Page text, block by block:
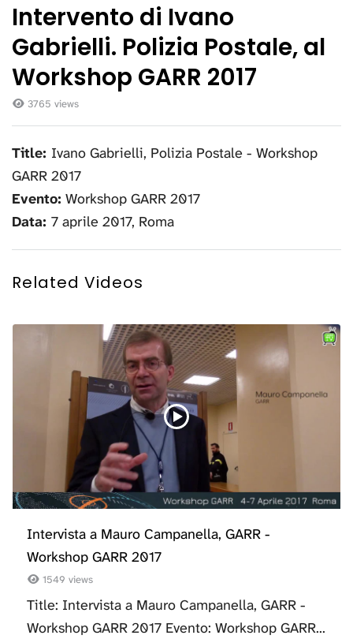
Intervento di Ivano
Gabrielli. Polizia Postale, al
Workshop GARR 2017
3765 views
Title: Ivano Gabrielli, Polizia Postale - Workshop
GARR 2017
Evento: Workshop GARR 2017
Data: 7 aprile 2017, Roma
Related Videos
Intervista a Mauro Campanella, GARR -
Workshop GARR 2017
1549 views
Title: Intervista a Mauro Campanella, GARR -
Workshop GARR 2017 Evento: Workshop GARR...